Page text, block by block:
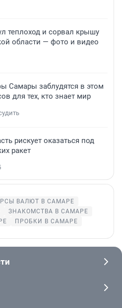
теплоход и сорвал крышу
области — фото и видео
Самары заблудятся в этом
для тех, кто знает мир
рискует оказаться под
ракет
ВАЛЮТ В САМАРЕ
ЗНАКОМСТВА В САМАРЕ
ПРОБКИ В САМАРЕ